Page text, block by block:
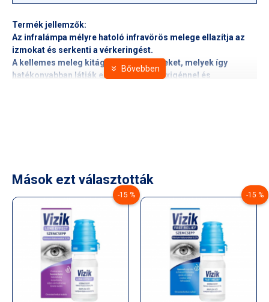
Termék jellemzők:
Az infralámpa mélyre hatoló infravörös melege ellazítja az
izmokat és serkenti a vérkeringést.
A kellemes meleg kitágítja a hajszálereket, melyek így
hatékonyabban látják el a szöveteket oxigénnel és
Műszaki adatok:
teljesítmény: 100 W
Mások ezt választották
-15 % -15 %